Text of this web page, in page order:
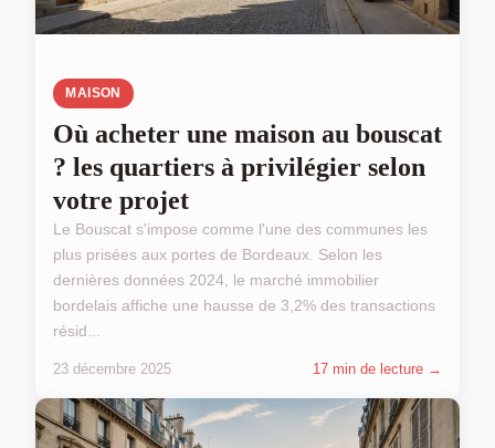
MAISON
Où acheter une maison au bouscat
? les quartiers à privilégier selon
votre projet
Le Bouscat s'impose comme l'une des communes les
plus prisées aux portes de Bordeaux. Selon les
dernières données 2024, le marché immobilier
bordelais affiche une hausse de 3,2% des transactions
résid...
23 décembre 2025 17 min de lecture →